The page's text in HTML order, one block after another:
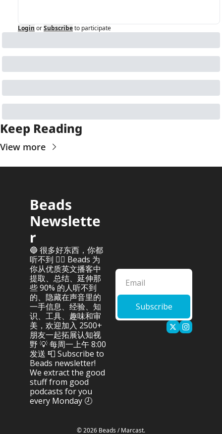
Login orSubscribeto participate
Keep Reading
View more
Beads
Newslette
r
🔵 很多好东西，你都
听不到 👂🏻 Beads 为
你从优质英文播客中
提取、总结、延伸那
些 90% 的人听不到
的、隐藏在声音里的
一手信息、经验、知
识、工具、趣味和审
美，欢迎加入 2500+
朋友一起拓展认知视
野 💡 每周一上午 8:00
发送 📮 Subscribe to
Beads newsletter!
We extract the good
stuff from good
podcasts for you
every Monday 🕗
Subscribe
© 2026 Beads / Marcast.